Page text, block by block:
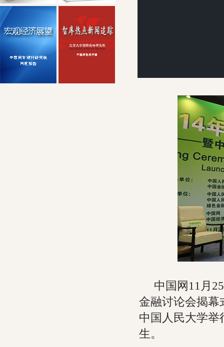
中国网11月
金融讨论会揭幕
中国人民大学举
生。